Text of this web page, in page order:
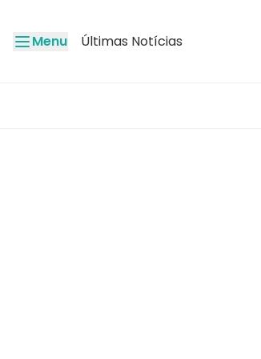
Menu Últimas Notícias